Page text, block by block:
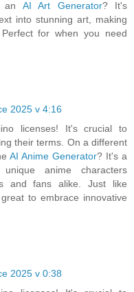
an AI Art Generator? It's
into stunning art, making
for when you need
2025 v 4:16
licenses! It's crucial to
their terms. On a different
AI Anime Generator? It's a
anime characters
and fans alike. Just like
to embrace innovative
2025 v 0:38